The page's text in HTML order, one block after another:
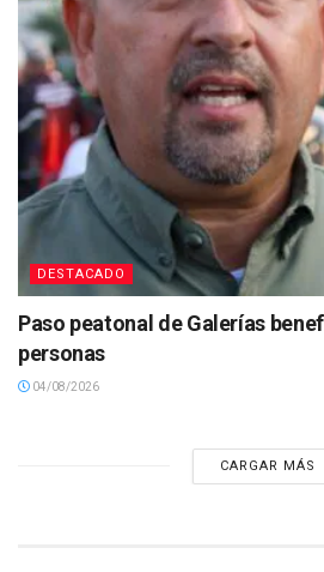
DESTACADO
Paso peatonal de Galerías
personas
04/08/2026
CARGAR MÁS